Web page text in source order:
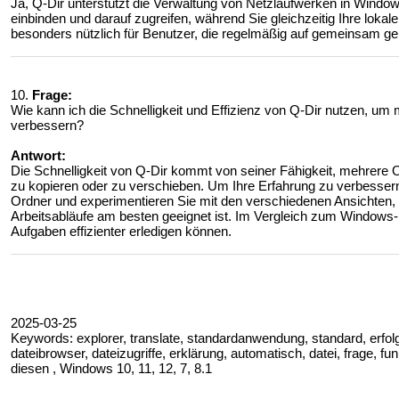
Ja, Q-Dir unterstützt die Verwaltung von Netzlaufwerken in
einbinden und darauf zugreifen, während Sie gleichzeitig Ihre
besonders nützlich für Benutzer, die regelmäßig auf gemeinsam
10. Frage:
Wie kann ich die Schnelligkeit und Effizienz von Q-Dir nutzen,
verbessern?
Antwort:
Die Schnelligkeit von Q-Dir kommt von seiner Fähigkeit, mehrere
zu kopieren oder zu verschieben. Um Ihre Erfahrung zu
Ordner und experimentieren Sie mit den verschiedenen
Arbeitsabläufe am besten geeignet ist. Im Vergleich zum
Aufgaben effizienter erledigen können.
2025-03-25
Keywords: explorer, translate, standardanwendung, standard,
dateibrowser, dateizugriffe, erklärung, automatisch, datei, frage,
diesen , Windows 10, 11, 12, 7, 8.1